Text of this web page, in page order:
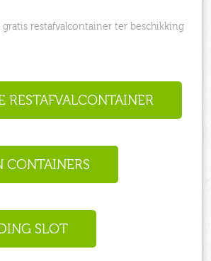
restafvalcontainer ter beschikking
RESTAFVALCONTAINER
CONTAINERS
SLOT